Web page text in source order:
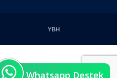
YBH
Whatsapp Destek